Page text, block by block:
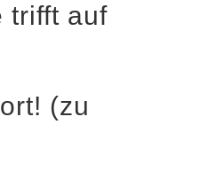
trifft auf
(zu